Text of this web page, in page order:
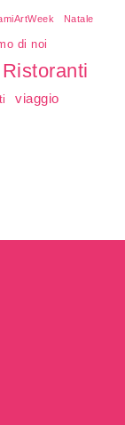
Natale
di noi
Ristoranti
viaggio